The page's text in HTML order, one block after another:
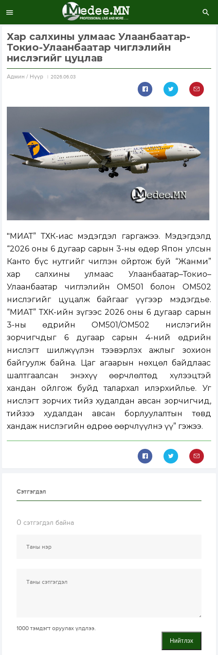
Хар салхины улмаас Улаанбаатар-
Токио-Улаанбаатар чиглэлийн
нислэгийг цуцлав
Aдмин / Нүүр 2026.06.03
"МИАТ” ТӨХК-иас мэдэгдэл гаргажээ. Мэдэгдэлд
“2026 оны 6 дугаар сарын 3-ны өдөр Япон улсын
Канто бүс нутгийг чиглэн ойртож буй “Жанми”
хар салхины улмаас Улаанбаатар–Токио–
Улаанбаатар чиглэлийн ОМ501 болон ОМ502
нислэгийг цуцалж байгааг үүгээр мэдэгдье.
“МИАТ” ТӨХК-ийн зүгээс 2026 оны 6 дугаар сарын
3-ны өдрийн OM501/OM502 нислэгийн
зорчигчдыг 6 дугаар сарын 4-ний өдрийн
нислэгт шилжүүлэн тээвэрлэх ажлыг зохион
байгуулж байна. Цаг агаарын нөхцөл байдлаас
шалтгаалсан энэхүү өөрчлөлтөд хүлээцтэй
хандан ойлгож буйд талархал илэрхийлье. Уг
нислэгт зорчих тийз худалдан авсан зорчигчид,
тийзээ худалдан авсан борлуулалтын төвд
хандаж нислэгийн өдрөө өөрчлүүлнэ үү” гэжээ.
Сэтгэгдэл
0 сэтгэгдэл байна
1000 тэмдэгт оруулах үлдлээ.
Нийтлэх